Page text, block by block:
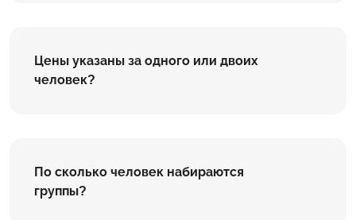
Цены указаны за одного или двоих
человек?
По сколько человек набираются
группы?